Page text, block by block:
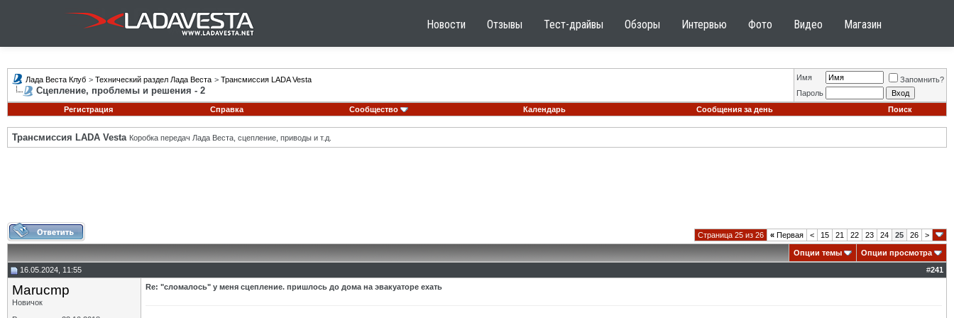
Новости Отзывы Тест-драйвы Обзоры Интервью Фото Видео Магазин
Лада Веста Клуб > Технический раздел Лада Веста > Трансмиссия LADA Vesta
Сцепление, проблемы и решения - 2
Имя
Запомнить?
Пароль
Регистрация
Справка Сообщество Календарь Сообщения за день Поиск
Трансмиссия LADA Vesta Коробка передач Лада Веста, сцепление, приводы и т.д.
Страница 25 из 26 « Первая < 15 21 22 23 24 25 26 >
Опции темы
Опции просмотра
16.05.2024, 11:55
#241
Marucmp
Новичок
Re: "сломалось" у меня сцепление. пришлось до дома на эвакуаторе ехать